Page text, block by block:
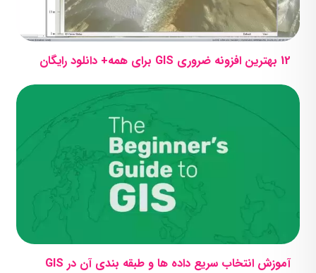
12 بهترین افزونه ضروری GIS برای همه+ دانلود رایگان
آموزش انتخاب سریع داده ها و طبقه بندی آن در GIS